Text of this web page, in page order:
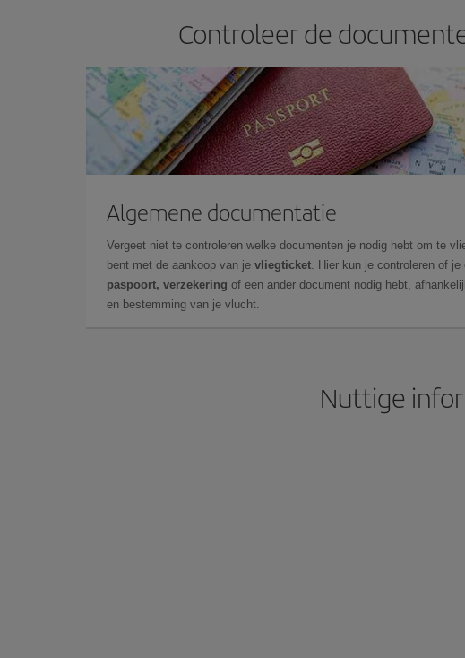
Controleer de
Algemene documentatie
Vergeet niet te controleren welke documenten je nodig hebt om te
bent met de aankoop van je vliegticket . Hier kun je controleren of je
paspoort, verzekering of een ander document nodig hebt,
en bestemming van je vlucht.
Nuttige